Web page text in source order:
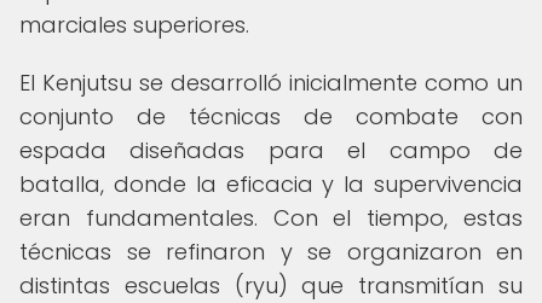
marciales superiores.
El Kenjutsu se desarrolló inicialmente como un
conjunto de técnicas de combate con
espada diseñadas para el campo de
batalla, donde la eficacia y la supervivencia
eran fundamentales. Con el tiempo, estas
técnicas se refinaron y se organizaron en
distintas escuelas (ryu) que transmitían su